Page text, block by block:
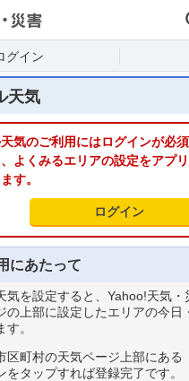
グイン
天気
気のご利用にはログインが必
よくみるエリアの設定をアプ
す。
ログイン
にあたって
気を設定すると、Yahoo!天気・
の上部に設定したエリアの今日
。
区町村の天気ページ上部にある
をタップすれば登録完了です。